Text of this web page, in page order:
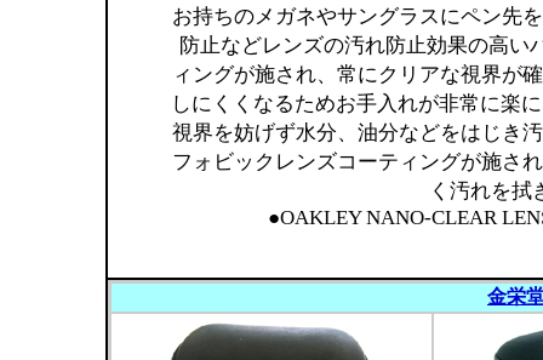
お持ちのメガネやサングラスにペン先
防止などレンズの汚れ防止効果の高
ィングが施され、常にクリアな視界が
しにくくなるためお手入れが非常に楽
視界を妨げず水分、油分などをはじき
フォビックレンズコーティングが施さ
く汚れを拭
●OAKLEY NANO-CLEAR
金栄